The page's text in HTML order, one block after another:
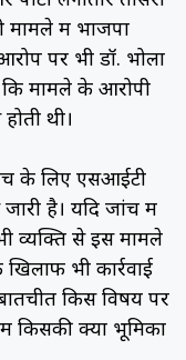
मामले में भाजपा
पर भी डॉ. भोला
कि मामले के आरोपी
थी।
के लिए एसआईटी
है। यदि जांच में
व्यक्ति से इस मामले
भी कार्रवाई
किस विषय पर
किसकी क्या भूमिका